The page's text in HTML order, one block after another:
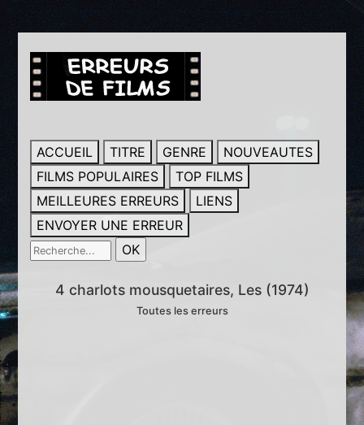
ACCUEIL TITRE GENRE
NOUVEAUTES
FILMS POPULAIRES
TOP FILMS
MEILLEURES ERREURS
LIENS
ENVOYER UNE ERREUR
4 charlots mousquetaires, Les (1974)
Toutes les erreurs